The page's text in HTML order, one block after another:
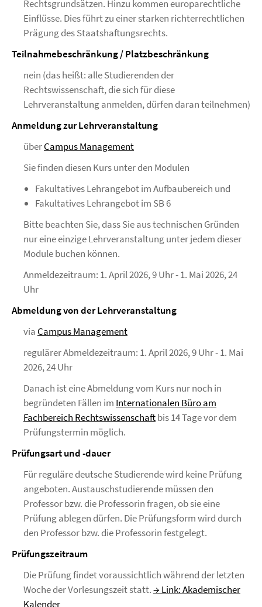
Rechtsgrundsätzen. Hinzu kommen europarechtliche
Einflüsse. Dies führt zu einer starken richterrechtlichen
Prägung des Staatshaftungsrechts.
Teilnahmebeschränkung / Platzbeschränkung
nein (das heißt: alle Studierenden der
Rechtswissenschaft, die sich für diese
Lehrveranstaltung anmelden, dürfen daran teilnehmen)
Anmeldung zur Lehrveranstaltung
überCampus Management
Sie finden diesen Kurs unter den Modulen
Fakultatives Lehrangebot im Aufbaubereich und
Fakultatives Lehrangebot im SB 6
Bitte beachten Sie, dass Sie aus technischen Gründen
nur eine einzige Lehrveranstaltung unter jedem dieser
Module buchen können.
Anmeldezeitraum: 1. April 2026, 9 Uhr - 1. Mai 2026, 24
Uhr
Abmeldung von der Lehrveranstaltung
via Campus Management
regulärer Abmeldezeitraum: 1. April 2026, 9 Uhr - 1. Mai
2026, 24 Uhr
Danach ist eine Abmeldung vom Kurs nur noch in
begründeten Fällen im Internationalen Büro am
Fachbereich Rechtswissenschaftbis 14 Tage vor dem
Prüfungstermin möglich.
Prüfungsart und -dauer
Für reguläre deutsche Studierende wird keine Prüfung
angeboten. Austauschstudierende müssen den
Professor bzw. die Professorin fragen, ob sie eine
Prüfung ablegen dürfen. Die Prüfungsform wird durch
den Professor bzw. die Professorin festgelegt.
Prüfungszeitraum
Die Prüfung findet voraussichtlich während der letzten
Woche der Vorlesungszeit statt.→ Link: Akademischer
Kalender